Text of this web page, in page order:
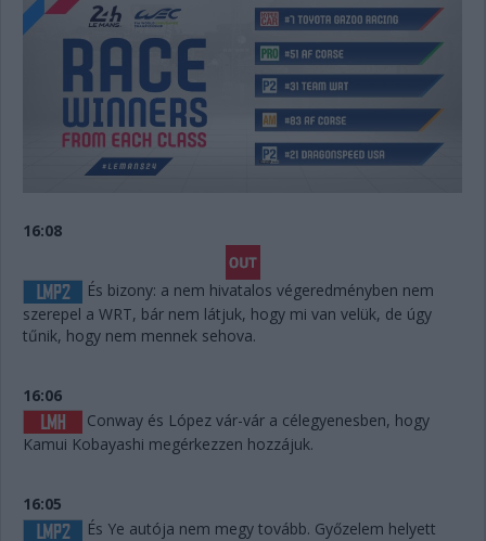
16:08
És bizony: a nem hivatalos végeredményben nem
szerepel a WRT, bár nem látjuk, hogy mi van velük, de úgy
tűnik, hogy nem mennek sehova.
16:06
Conway és López vár-vár a célegyenesben, hogy
Kamui Kobayashi megérkezzen hozzájuk.
16:05
És Ye autója nem megy tovább. Győzelem helyett